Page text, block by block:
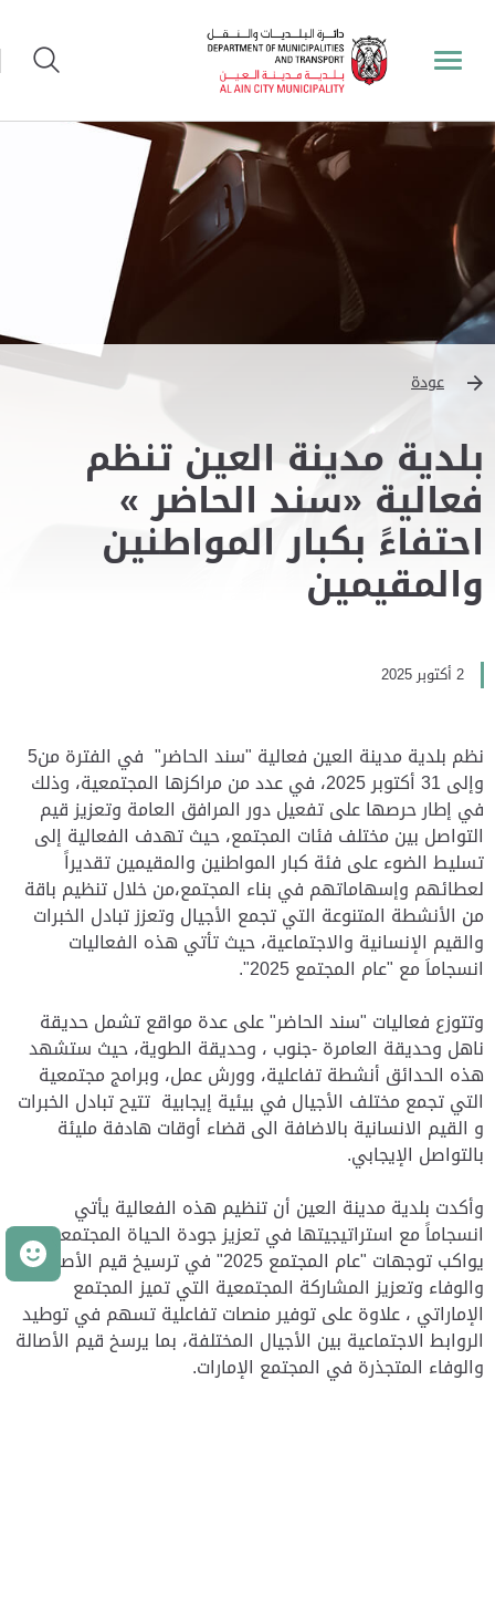
عودة
بلدية مدينة العين تنظم
فعالية «سند الحاضر »
احتفاءً بكبار المواطنين
والمقيمين
2 أكتوبر 2025
نظم بلدية مدينة العين فعالية "سند الحاضر" في الفترة من5
وإلى 31 أكتوبر 2025، في عدد من مراكزها المجتمعية، وذلك
في إطار حرصها على تفعيل دور المرافق العامة وتعزيز قيم
التواصل بين مختلف فئات المجتمع، حيث تهدف الفعالية إلى
تسليط الضوء على فئة كبار المواطنين والمقيمين تقديراً
لعطائهم وإسهاماتهم في بناء المجتمع،من خلال تنظيم باقة
من الأنشطة المتنوعة التي تجمع الأجيال وتعزز تبادل الخبرات
والقيم الإنسانية والاجتماعية، حيث تأتي هذه الفعاليات
انسجاماَ مع "عام المجتمع 2025".
وتتوزع فعاليات "سند الحاضر" على عدة مواقع تشمل حديقة
ناهل وحديقة العامرة -جنوب ، وحديقة الطوية، حيث ستشهد
هذه الحدائق أنشطة تفاعلية، وورش عمل، وبرامج مجتمعية
التي تجمع مختلف الأجيال في بيئية إيجابية تتيح تبادل الخبرات
و القيم الانسانية بالاضافة الى قضاء أوقات هادفة مليئة
بالتواصل الإيجابي.
وأكدت بلدية مدينة العين أن تنظيم هذه الفعالية يأتي
انسجاماً مع استراتيجيتها في تعزيز جودة الحياة المجتمعية بما
يواكب توجهات "عام المجتمع 2025" في ترسيخ قيم الأصالة
والوفاء وتعزيز المشاركة المجتمعية التي تميز المجتمع
الإماراتي ، علاوة على توفير منصات تفاعلية تسهم في توطيد
الروابط الاجتماعية بين الأجيال المختلفة، بما يرسخ قيم الأصالة
والوفاء المتجذرة في المجتمع الإمارات.